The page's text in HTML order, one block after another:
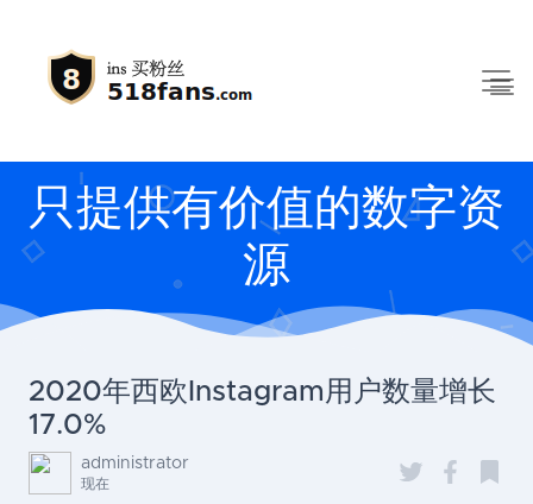
只提供有价值的数字资
源
2020年西欧Instagram用户数量增长
17.0%
administrator
现在